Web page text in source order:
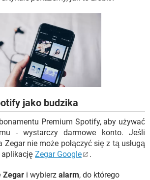
FACEBOOK
jako budzika
Premium Spotify, aby używać
- wystarczy darmowe konto. Jeśli
nie może połączyć się z tą usługą
aplikację Zegar Google .
Zegar i wybierz alarm, do którego